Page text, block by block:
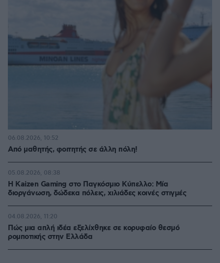
Από μαθητής, φοιτητής σε άλλη πόλη!
06.08.2026, 10:52
H Kaizen Gaming στο Παγκόσμιο Kύπελλο: Μία
διοργάνωση, δώδεκα πόλεις, χιλιάδες κοινές στιγμές
05.08.2026, 08:38
Πώς μια απλή ιδέα εξελίχθηκε σε κορυφαίο θεσμό
ρομποτικής στην Ελλάδα
04.08.2026, 11:20